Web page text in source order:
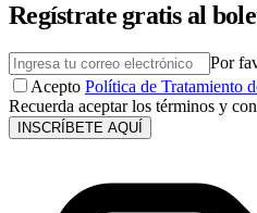
Regístrate gratis al
Por
Acepto Política de Tratamiento
Recuerda aceptar los términos y
INSCRÍBETE AQUÍ